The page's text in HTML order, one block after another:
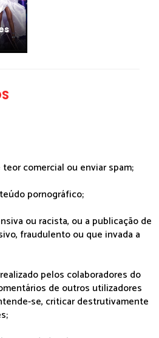
comercial ou enviar spam;
pornográfico;
ou racista, ou a publicação de
fraudulento ou que invada a
pelos colaboradores do
de outros utilizadores
se, criticar destrutivamente